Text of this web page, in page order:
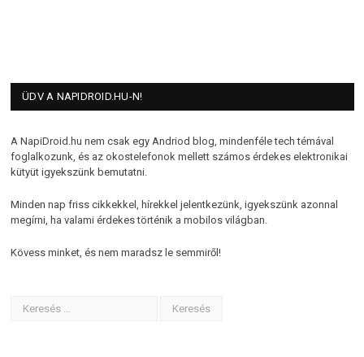
ÜDV A NAPIDROID.HU-N!
A NapiDroid.hu nem csak egy Andriod blog, mindenféle tech témával
foglalkozunk, és az okostelefonok mellett számos érdekes elektronikai
kütyüt igyekszünk bemutatni.
Minden nap friss cikkekkel, hírekkel jelentkezünk, igyekszünk azonnal
megírni, ha valami érdekes történik a mobilos világban.
Kövess minket, és nem maradsz le semmiről!